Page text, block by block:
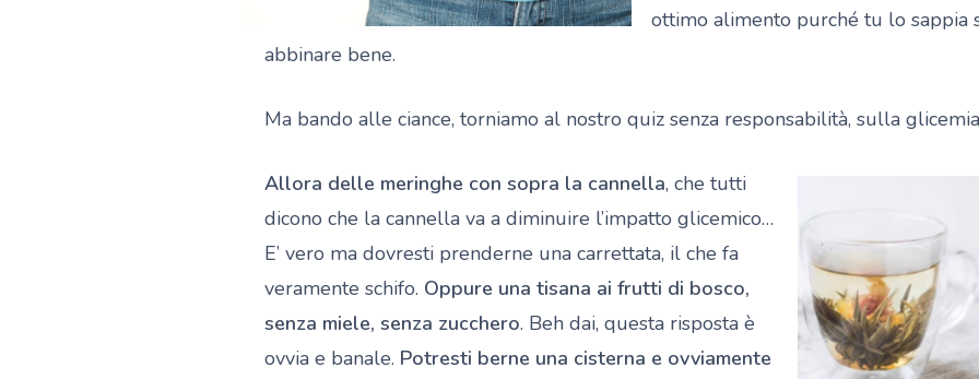
ottimo alimento purché tu lo sappia
abbinare bene.
Ma bando alle ciance, torniamo al nostro quiz senza responsabilità, sulla
Allora delle meringhe con sopra la cannella, che tutti
dicono che la cannella va a diminuire l’impatto glicemico…
E’ vero ma dovresti prenderne una carrettata, il che fa
veramente schifo. Oppure una tisana ai frutti di bosco,
senza miele, senza zucchero. Beh dai, questa risposta è
ovvia e banale. Potresti berne una cisterna e ovviamente